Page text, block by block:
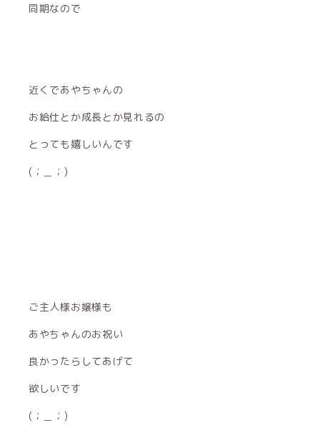
同期なので
近くであやちゃんの
お給仕とか成長とか見れるの
とっても嬉しいんです
(；＿；)
ご主人様お嬢様も
あやちゃんのお祝い
良かったらしてあげて
欲しいです
(；＿；)